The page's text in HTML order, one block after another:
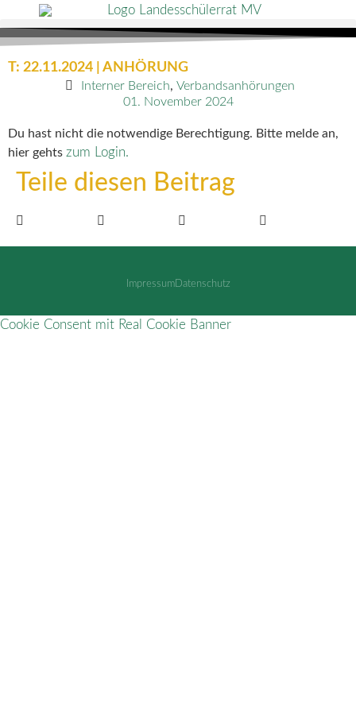
T: 22.11.2024 | ANHÖRUNG
Interner Bereich, Verbandsanhörungen
01. November 2024
Du hast nicht die notwendige Berechtigung. Bitte melde an,
hier gehts zum Login.
Teile diesen Beitrag
ImpressumDatenschutz
Cookie Consent mit Real Cookie Banner